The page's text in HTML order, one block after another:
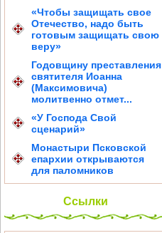
«Чтобы защищать свое
Отечество, надо быть
готовым защищать свою
веру»
Годовщину преставления
святителя Иоанна
(Максимовича)
молитвенно отмет...
«У Господа Свой
сценарий»
Монастыри Псковской
епархии открываются
для паломников
Ссылки